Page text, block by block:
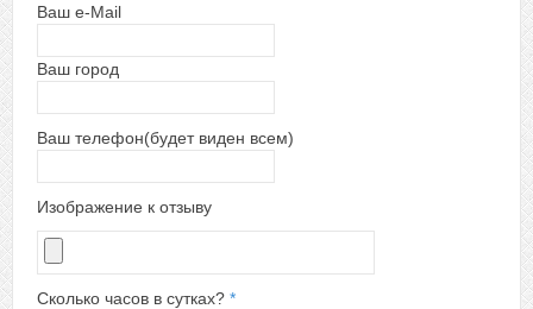
Ваш e-Mail
Ваш город
Ваш телефон(будет виден всем)
Изображение к отзыву
Сколько часов в сутках? *